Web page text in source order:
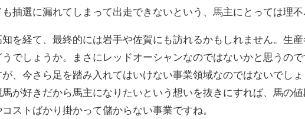
抽選に漏れてしまって出走できないという、馬主にとっては理不
を経て、最終的には岩手や佐賀にも訪れるかもしれません。生
でしょうか。まさにレッドオーシャンなのではないかと思うの
、今さら足を踏み入れてはいけない事業領域なのではないでし
が好きだから馬主になりたいという想いを抜きにすれば、馬の
ストばかり掛かって儲からない事業ですね。